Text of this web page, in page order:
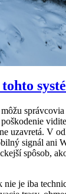
uzavretá. V
signál ani
spôsob,
nie je iba